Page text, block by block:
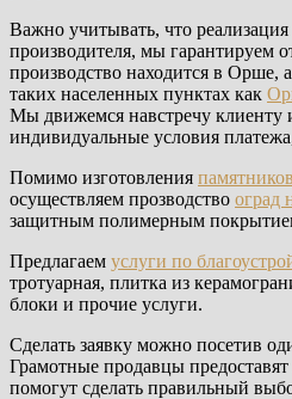
Важно учитывать, что
производителя, мы гарантируем
производство находится в Орше,
таких населенных пунктах как
Мы движемся навстречу клиенту
индивидуальные условия
Помимо изготовления
осуществляем прозводство оград
защитным полимерным
Предлагаем услуги по
тротуарная, плитка из
блоки и прочие услуги.
Сделать заявку можно посетив
Грамотные продавцы
помогут сделать правильный